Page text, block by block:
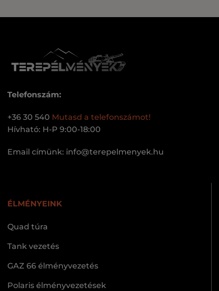
Telefonszám:
+36 30 540 Mutasd a telefonszámot!
Hívható: H-P 9:00-18:00
Email címünk: uh.keynemleperet@ofni
ÉLMÉNYEINK
Quad túra
Tank vezetés
GAZ 66 élményvezetés
Polaris élményvezetések